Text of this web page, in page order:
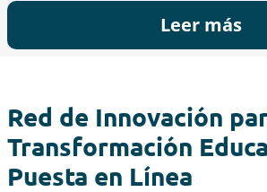
Leer más
Red de Innovación
Transformación
Puesta en Línea